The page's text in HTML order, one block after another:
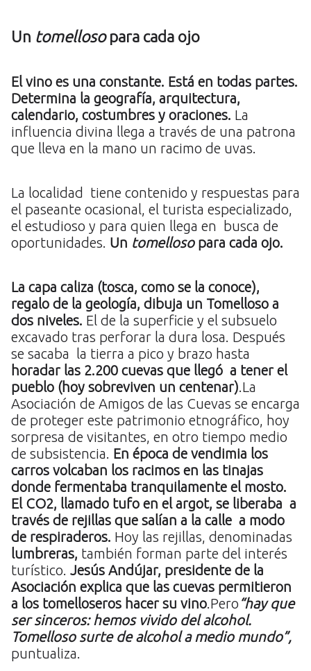
Un tomelloso para cada ojo
El vino es una constante. Está en todas partes.
Determina la geografía, arquitectura,
calendario, costumbres y oraciones. La
influencia divina llega a través de una patrona
que lleva en la mano un racimo de uvas.
La localidad tiene contenido y respuestas para
el paseante ocasional, el turista especializado,
el estudioso y para quien llega en busca de
oportunidades. Un tomellosopara cada ojo.
La capa caliza (tosca, como se la conoce),
regalo de la geología, dibuja un Tomelloso a
dos niveles. El de la superficie y el subsuelo
excavado tras perforar la dura losa. Después
se sacaba la tierra a pico y brazo hasta
horadar las 2.200 cuevas que llegó a tener el
pueblo (hoy sobreviven un centenar).La
Asociación de Amigos de las Cuevas se encarga
de proteger este patrimonio etnográfico, hoy
sorpresa de visitantes, en otro tiempo medio
de subsistencia. En época de vendimia los
carros volcaban los racimos en las tinajas
donde fermentaba tranquilamente el mosto.
El CO2, llamado tufo en el argot, se liberaba a
través de rejillas que salían a la calle a modo
de respiraderos. Hoy las rejillas, denominadas
lumbreras, también forman parte del interés
turístico. Jesús Andújar, presidente de la
Asociación explica que las cuevas permitieron
a los tomelloseros hacer su vino.Pero “hay que
ser sinceros: hemos vivido del alcohol.
Tomelloso surte de alcohol a medio mundo”,
puntualiza.